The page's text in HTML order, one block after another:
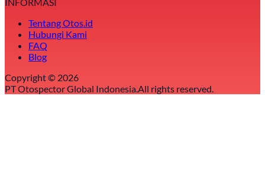
INFORMASI
Tentang Otos.id
Hubungi Kami
FAQ
Blog
Copyright © 2026
PT Otospector Global Indonesia.All rights reserved.